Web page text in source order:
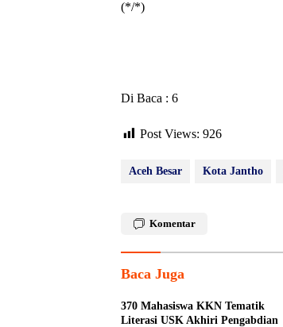
(*/*)
Di Baca : 6
Post Views: 926
Aceh Besar Kota Jantho
Komentar
Baca Juga
370 Mahasiswa KKN Tematik
Literasi USK Akhiri Pengabdian